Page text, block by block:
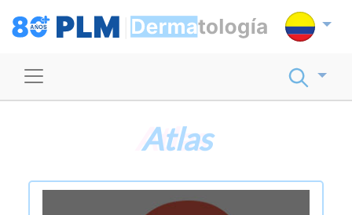
Atlas